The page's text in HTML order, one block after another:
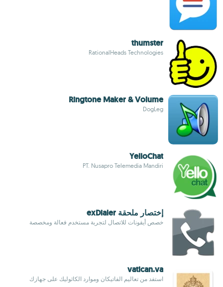
thumster
RationalHeads Technologies
Ringtone Maker & Volume
DogLeg
YelloChat
PT. Nusapro Telemedia Mandiri
إختصار ملحقة exDialer
خصص أيقونات للاتصال لتجربة مستخدم فعالة ومخصصة
vatican.va
استفد من تعاليم الفاتيكان وموارد الكاثوليك على جهازك